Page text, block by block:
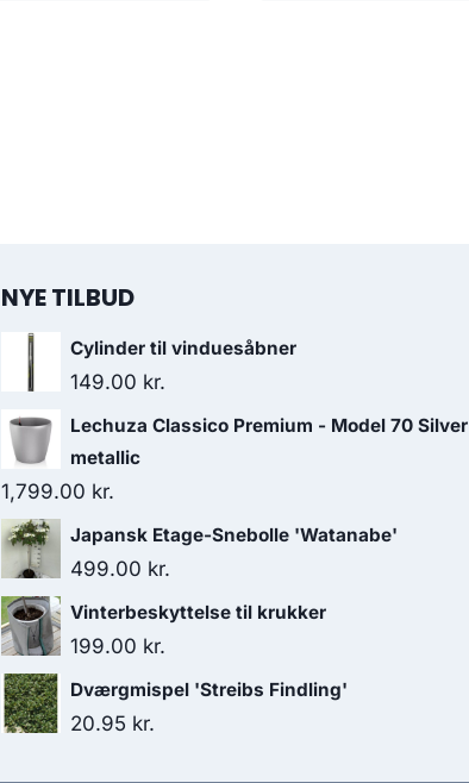
NYE TILBUD
Cylinder til vinduesåbner
149.00 kr.
Lechuza Classico Premium - Model 70 Silver
metallic
1,799.00 kr.
Japansk Etage-Snebolle 'Watanabe'
499.00 kr.
Vinterbeskyttelse til krukker
199.00 kr.
Dværgmispel 'Streibs Findling'
20.95 kr.